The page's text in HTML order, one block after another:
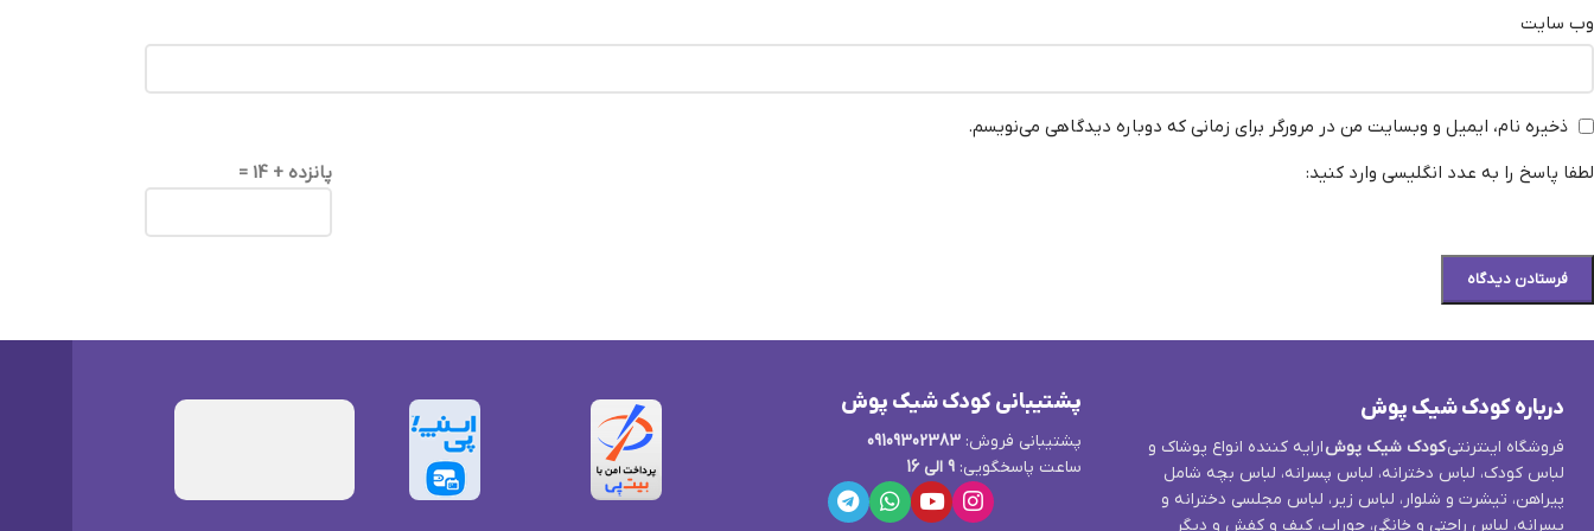
وب‌ سایت
ذخیره نام، ایمیل و وبسایت من در مرورگر برای زمانی که دوباره دیدگاهی می‌نویسم.
لطفا پاسخ را به عدد انگلیسی وارد کنید:
پانزده + 14 =
درباره کودک شیک پوش
فروشگاه اینترنتیکودک شیک پوشارایه کننده انواع پوشاک و
لباس کودک، لباس دخترانه، لباس پسرانه، لباس بچه شامل
پیراهن، تیشرت و شلوار، لباس زیر، لباس مجلسی دخترانه و
پسرانه، لباس راحتی و خانگی، جوراب، کیف و کفش و دیگر
پشتیبانی کودک شیک پوش
پشتیبانی فروش:09109302383
ساعت پاسخگویی:9 الی 16